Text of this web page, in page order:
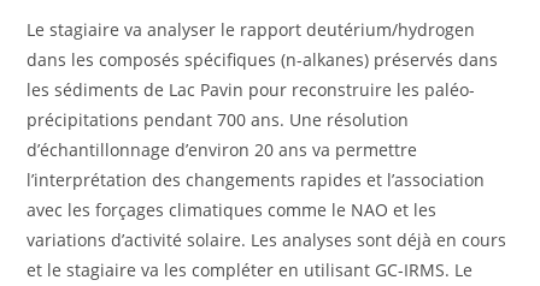
Le stagiaire va analyser le rapport deutérium/hydrogen
dans les composés spécifiques (n-alkanes) préservés dans
les sédiments de Lac Pavin pour reconstruire les paléo-
précipitations pendant 700 ans. Une résolution
d’échantillonnage d’environ 20 ans va permettre
l’interprétation des changements rapides et l’association
avec les forçages climatiques comme le NAO et les
variations d’activité solaire. Les analyses sont déjà en cours
et le stagiaire va les compléter en utilisant GC-IRMS. Le